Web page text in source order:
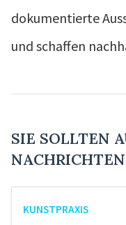
dokumentierte
und schaffen
SIE SOLLTEN
KUNSTPRAXIS